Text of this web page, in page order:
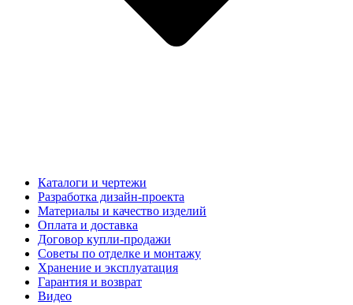
Каталоги и чертежи
Разработка дизайн-проекта
Материалы и качество изделий
Оплата и доставка
Договор купли-продажи
Советы по отделке и монтажу
Хранение и эксплуатация
Гарантия и возврат
Видео